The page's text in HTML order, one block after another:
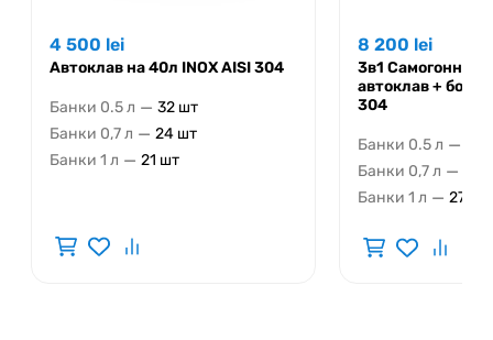
4 500 lei
Автоклав на 40л INOX AISI 304
Банки 0.5 л — 32 шт
Банки 0,7 л — 24 шт
Банки 1 л — 21 шт
8 200 lei
3в1 Самогонный
автоклав +
304
Банки 0.5 л —
Банки 0,7 л —
Банки 1 л — 27 шт